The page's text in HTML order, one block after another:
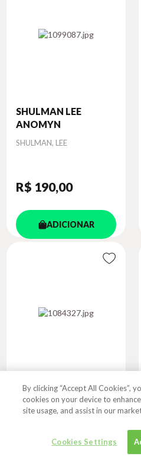
SHULMAN LEE
ANOMYN
Autor
SHULMAN, LEE
R$ 190,00
ADICIONAR
INTERIORS NOW -
VOL. 3
By clicking “Accept All Cookies”,
cookies on your device to
site usage, and assist in our
Cookies Settings